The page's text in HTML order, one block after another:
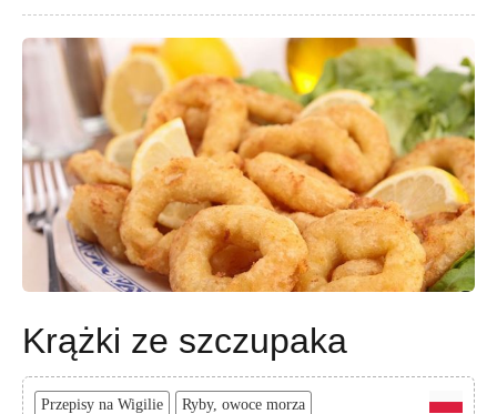
Krążki ze szczupaka
Przepisy na Wigilie Ryby, owoce morza